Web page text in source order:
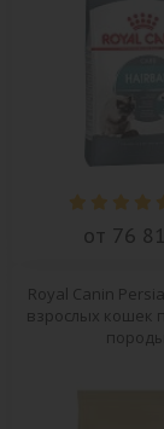
от 76
Royal Canin
взрослых кошек
породы